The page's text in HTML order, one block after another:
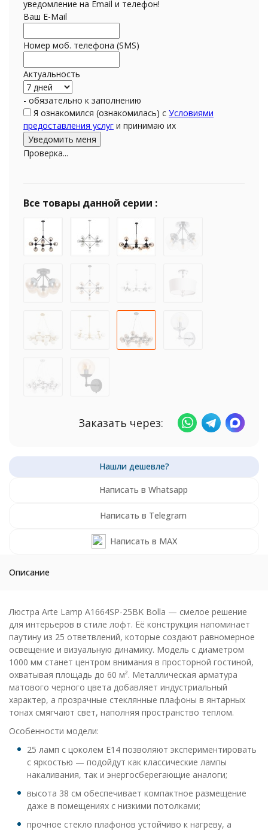
уведомление на Email и телефон!
Ваш E-Mail
Номер моб. телефона (SMS)
Актуальность
- обязательно к заполнению
Я ознакомился (ознакомилась) с Условиями
предоставления услуг и принимаю их
Проверка...
Все товары данной серии :
Заказать через:
Написать в Whatsapp
Написать в Telegram
Написать в MAX
Описание
Люстра Arte Lamp A1664SP-25BK Bolla — смелое решение
для интерьеров в стиле лофт. Её конструкция напоминает
паутину из 25 ответвлений, которые создают равномерное
освещение и визуальную динамику. Модель с диаметром
1000 мм станет центром внимания в просторной гостиной,
охватывая площадь до 60 м². Металлическая арматура
матового черного цвета добавляет индустриальный
характер, а прозрачные стеклянные плафоны в янтарных
тонах смягчают свет, наполняя пространство теплом.
Особенности модели:
25 ламп с цоколем E14 позволяют экспериментировать
с яркостью — подойдут как классические лампы
накаливания, так и энергосберегающие аналоги;
высота 38 см обеспечивает компактное размещение
даже в помещениях с низкими потолками;
прочное стекло плафонов устойчиво к нагреву, а